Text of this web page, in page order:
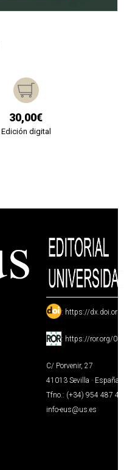
30,00€
Edición digital
: https://
: https://ror.org/
C/ Porvenir, 27
41013 Sevilla · España
Tfno.: (+34) 954 487
info-eus@us.es